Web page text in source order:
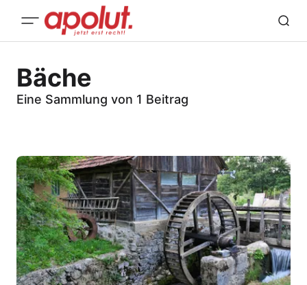
Bäche
Eine Sammlung von 1 Beitrag